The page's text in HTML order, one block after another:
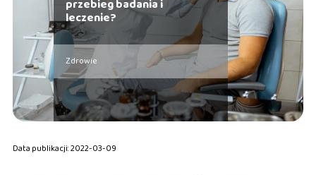
przebieg badania i
leczenie?
Zdrowie
Data publikacji: 2022-03-09